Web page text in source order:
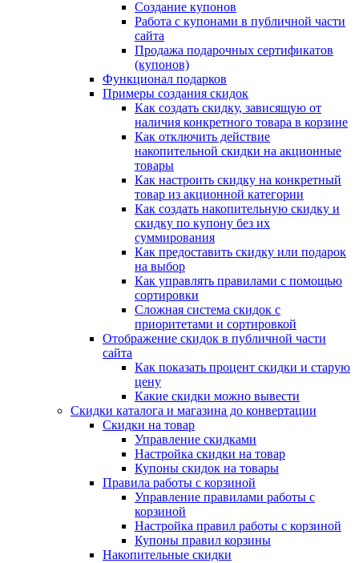
Создание купонов
Работа с купонами в публичной части
сайта
Продажа подарочных сертификатов
(купонов)
Функционал подарков
Примеры создания скидок
Как создать скидку, зависящую от
наличия конкретного товара в корзине
Как отключить действие
накопительной скидки на акционные
товары
Как настроить скидку на конкретный
товар из акционной категории
Как создать накопительную скидку и
скидку по купону без их
суммирования
Как предоставить скидку или подарок
на выбор
Как управлять правилами с помощью
сортировки
Сложная система скидок с
приоритетами и сортировкой
Отображение скидок в публичной части
сайта
Как показать процент скидки и старую
цену
Какие скидки можно вывести
Скидки каталога и магазина до конвертации
Скидки на товар
Управление скидками
Настройка скидки на товар
Купоны скидок на товары
Правила работы с корзиной
Управление правилами работы с
корзиной
Настройка правил работы с корзиной
Купоны правил корзины
Накопительные скидки